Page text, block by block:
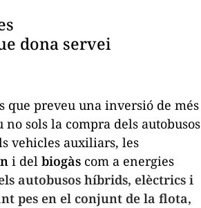
dona servei
que preveu una inversió de més
sols la compra dels autobusos
vehicles auxiliars, les
i del biogàs com a energies
autobusos híbrids, elèctrics i
pes en el conjunt de la flota,